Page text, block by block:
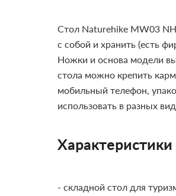
Стол Naturehike MW03
с собой и хранить (есть
Ножки и основа модели
стола можно крепить
мобильный телефон,
использовать в разных
- складной стол для